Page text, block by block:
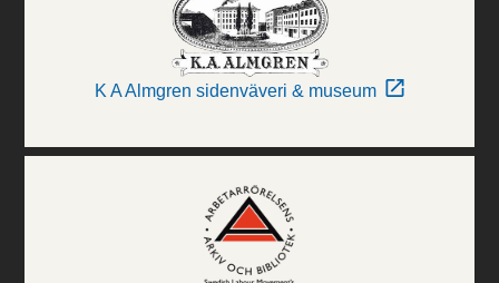
K A Almgren sidenväveri & museum